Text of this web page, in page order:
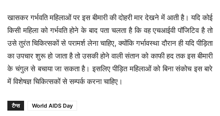
खासकर गर्भवति महिलाओं पर इस बीमारी की दोहरी मार देखने में आती है। यदि कोई
किसी महिला को गर्भवति होने के बाद पता चलता है कि वह एचआईवी पॉजिटिव है तो
उसे तुरंत चिकित्सकों से परामर्श लेना चाहिए, क्योंकि गर्भावस्था दौरान ही यदि पीड़िता
का उपचार शुरू हो जाता है तो उसकी होने वाली संतान को काफी हद तक इस बीमारी
के चंगुल से बचाया जा सकता है। इसलिए पीड़ित महिलाओं को बिना संकोच इस बारे
में विशेषज्ञ चिकित्सकों से सम्पर्क करना चाहिए।
टैग्स World AIDS Day